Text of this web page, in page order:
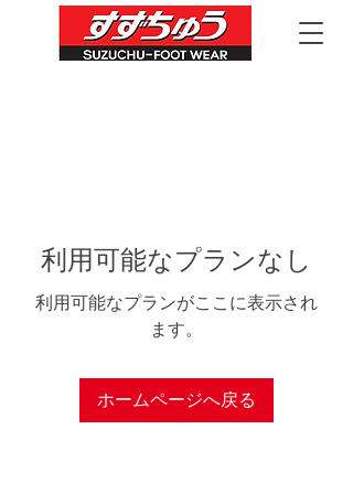
利用可能なプランなし
利用可能なプランがここに表示され
ます。
ホームページへ戻る